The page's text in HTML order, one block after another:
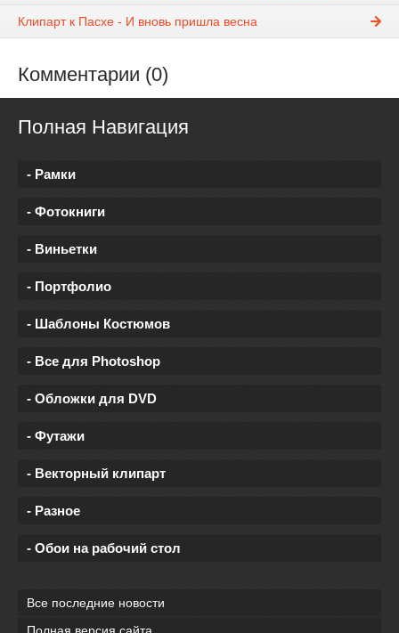
Клипарт к Пасхе - И вновь пришла весна
Комментарии (0)
Полная Навигация
- Рамки
- Фотокниги
- Виньетки
- Портфолио
- Шаблоны Костюмов
- Все для Photoshop
- Обложки для DVD
- Футажи
- Векторный клипарт
- Разное
- Обои на рабочий стол
Все последние новости
Полная версия сайта